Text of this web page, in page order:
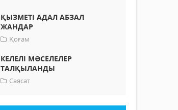
ҚЫЗМЕТІ АДАЛ АБЗАЛ
ЖАНДАР
Қоғам
КЕЛЕЛІ МӘСЕЛЕЛЕР
ТАЛҚЫЛАНДЫ
Саясат